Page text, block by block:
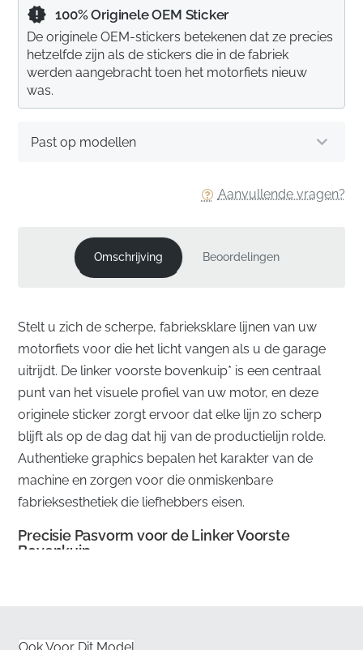
Aanvullende vragen?
Past op modellen
100% Originele OEM Sticker
De originele OEM-stickers betekenen dat ze precies
hetzelfde zijn als de stickers die in de fabriek
werden aangebracht toen het motorfiets nieuw
was.
Omschrijving Beoordelingen
Stelt u zich de scherpe, fabrieksklare lijnen van uw
motorfiets voor die het licht vangen als u de garage
uitrijdt. De linker voorste bovenkuip* is een centraal
punt van het visuele profiel van uw motor, en deze
originele sticker zorgt ervoor dat elke lijn zo scherp
blijft als op de dag dat hij van de productielijn rolde.
Authentieke graphics bepalen het karakter van de
machine en zorgen voor die onmiskenbare
fabrieksesthetiek die liefhebbers eisen.
Precisie Pasvorm voor de Linker Voorste
Bovenkuip